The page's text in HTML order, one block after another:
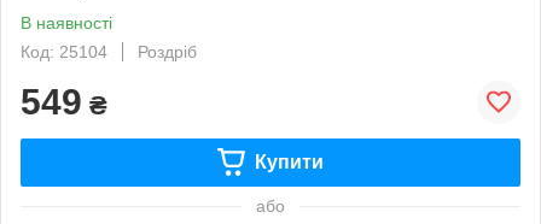
В наявності
Код: 25104
Роздріб
549 ₴
Купити
або